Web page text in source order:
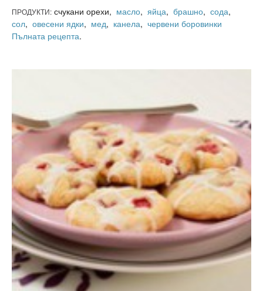
ПРОДУКТИ: счукани орехи, масло, яйца, брашно, сода,
сол, овесени ядки, мед, канела, червени боровинки
Пълната рецепта.